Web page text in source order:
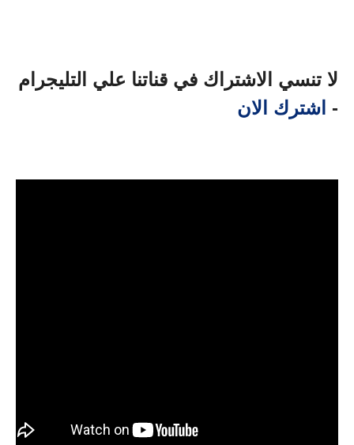
لا تنسي الاشتراك في قناتنا علي التليجرام
- اشترك الان